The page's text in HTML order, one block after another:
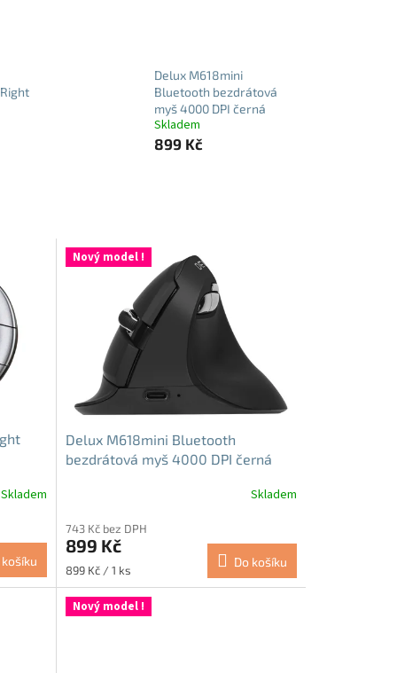
Delux M618mini
Bluetooth bezdrátová
myš 4000 DPI černá
Skladem
899 Kč
Skladem
košíku
Nový model !
Delux M618mini Bluetooth
bezdrátová myš 4000 DPI černá
produktu
je
4,8
5
hvězdiček.
Skladem
743 Kč bez DPH
899 Kč
Měrná
cena:
899 Kč / 1 ks
Do košíku
Nový model !